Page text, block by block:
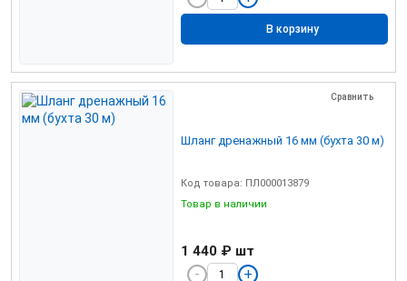
В корзину
Сравнить
Шланг дренажный 16 мм (бухта 30 м)
Код товара: ПЛ000013879
Товар в наличии
1 440 ₽ шт